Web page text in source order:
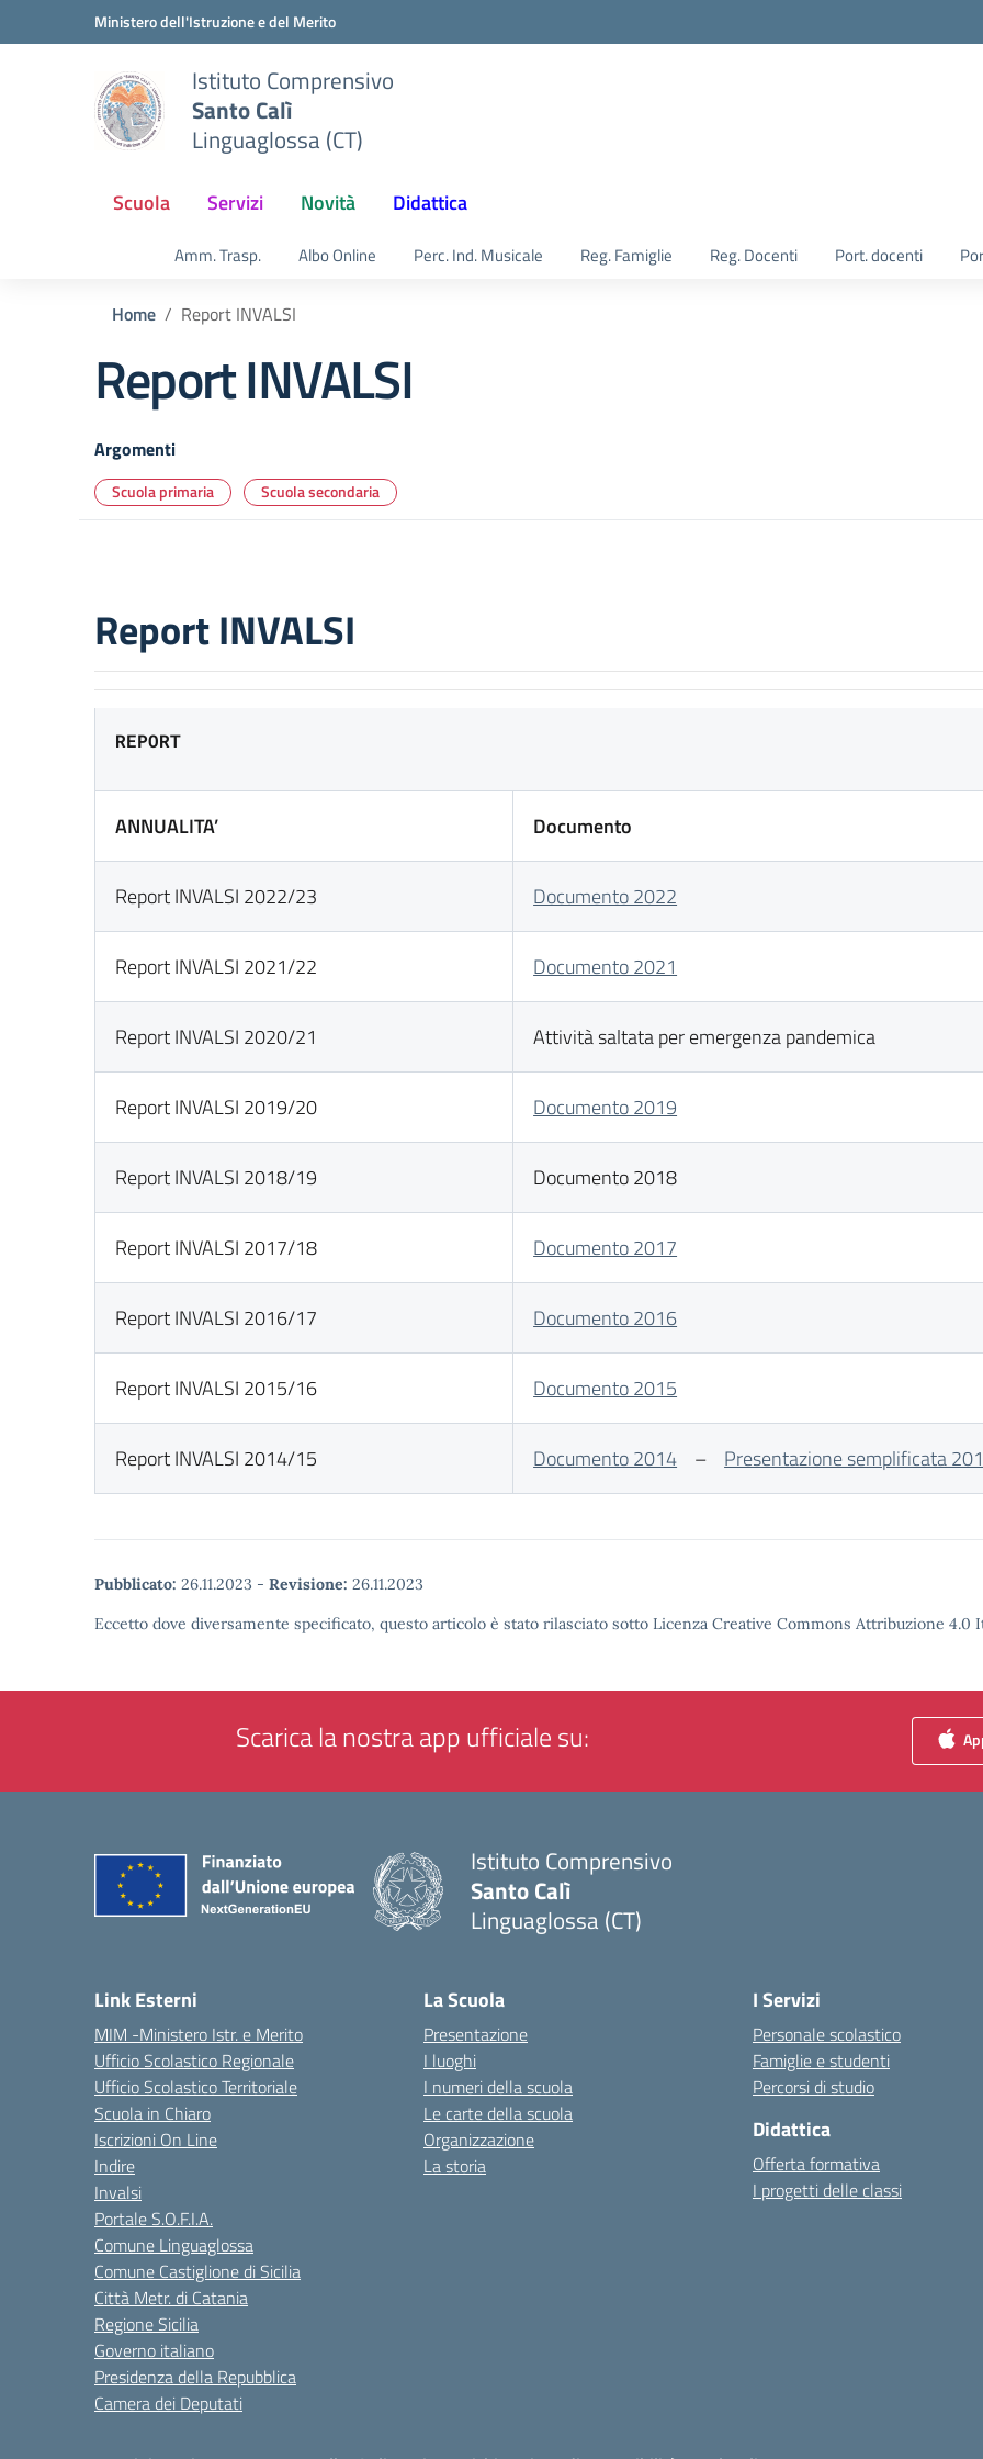
Vai ai contenuti
Vai al menu di navigazioneMinistero dell'Istruzione e del Merito
Istituto Comprensivo
Santo Calì
Linguaglossa (CT)
Scuola Servizi Novità Didattica
Amm. Trasp. Albo Online Perc. Ind. Musicale Reg. Famiglie Reg. Docenti Port. docenti
Home Report INVALSI
Report INVALSI
Argomenti
Scuola primaria Scuola secondaria
Report INVALSI
REPORT
ANNUALITA’ Documento
Report INVALSI 2022/23 Documento 2022
Report INVALSI 2021/22 Documento 2021
Report INVALSI 2020/21 Attività saltata per emergenza pandemica
Report INVALSI 2019/20 Documento 2019
Report INVALSI 2018/19 Documento 2018
Report INVALSI 2017/18 Documento 2017
Report INVALSI 2016/17 Documento 2016
Report INVALSI 2015/16 Documento 2015
Report INVALSI 2014/15 Documento 2014 – Presentazione semplificata
Pubblicato: 26.11.2023 - Revisione: 26.11.2023
Eccetto dove diversamente specificato, questo articolo è stato rilasciato sotto Licenza Creative Commons Attribuzione 4.0
Scarica la nostra app ufficiale su:
Istituto Comprensivo
Santo Calì
Linguaglossa (CT)
Link Esterni
MIM -Ministero Istr. e Merito
Ufficio Scolastico Regionale
Ufficio Scolastico Territoriale
Scuola in Chiaro
Iscrizioni On Line
Indire
Invalsi
Portale S.O.F.I.A.
Comune Linguaglossa
Comune Castiglione di Sicilia
Città Metr. di Catania
Regione Sicilia
Governo italiano
Presidenza della Repubblica
Camera dei Deputati
La Scuola
Presentazione
I luoghi
I numeri della scuola
Le carte della scuola
Organizzazione
La storia
I Servizi
Personale scolastico
Famiglie e studenti
Percorsi di studio
Didattica
Offerta formativa
I progetti delle classi